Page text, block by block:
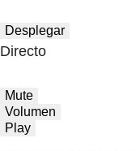
Desplegar
Directo
Mute
Volumen
Play